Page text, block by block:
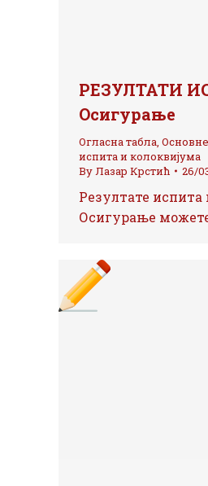
РЕЗУЛТАТИ
Осигурање
Огласна табла,
испита и колоквијума
ByЛазар Крстић 26/
Резултате
Осигурање